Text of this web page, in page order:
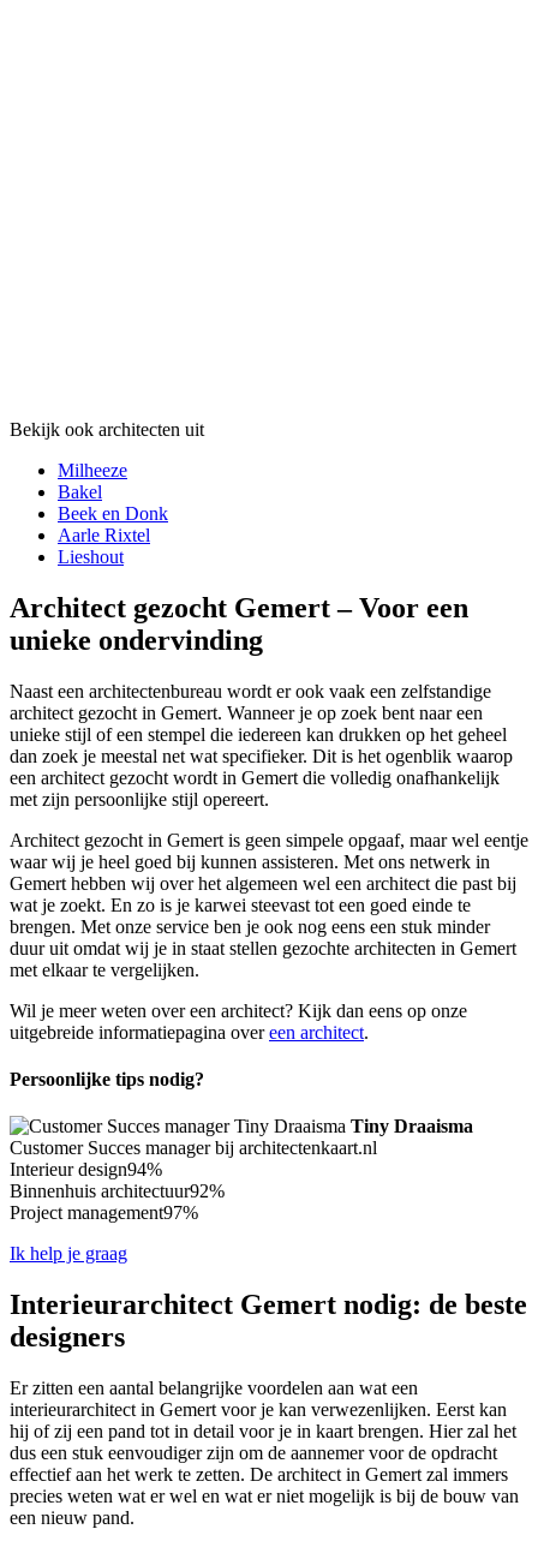
Bekijk ook architecten uit
Milheeze
Bakel
Beek en Donk
Aarle Rixtel
Lieshout
Architect gezocht Gemert – Voor een
unieke ondervinding
Naast een architectenbureau wordt er ook vaak een zelfstandige
architect gezocht in Gemert. Wanneer je op zoek bent naar een
unieke stijl of een stempel die iedereen kan drukken op het geheel
dan zoek je meestal net wat specifieker. Dit is het ogenblik waarop
een architect gezocht wordt in Gemert die volledig onafhankelijk
met zijn persoonlijke stijl opereert.
Architect gezocht in Gemert is geen simpele opgaaf, maar wel eentje
waar wij je heel goed bij kunnen assisteren. Met ons netwerk in
Gemert hebben wij over het algemeen wel een architect die past bij
wat je zoekt. En zo is je karwei steevast tot een goed einde te
brengen. Met onze service ben je ook nog eens een stuk minder
duur uit omdat wij je in staat stellen gezochte architecten in Gemert
met elkaar te vergelijken.
Wil je meer weten over een architect? Kijk dan eens op onze
uitgebreide informatiepagina overeen architect.
Persoonlijke tips nodig?
Tiny Draaisma
Customer Succes manager bij architectenkaart.nl
Interieur design94%
Binnenhuis architectuur92%
Project management97%
Ik help je graag
Interieurarchitect Gemert nodig: de beste
designers
Er zitten een aantal belangrijke voordelen aan wat een
interieurarchitect in Gemert voor je kan verwezenlijken. Eerst kan
hij of zij een pand tot in detail voor je in kaart brengen. Hier zal het
dus een stuk eenvoudiger zijn om de aannemer voor de opdracht
effectief aan het werk te zetten. De architect in Gemert zal immers
precies weten wat er wel en wat er niet mogelijk is bij de bouw van
een nieuw pand.